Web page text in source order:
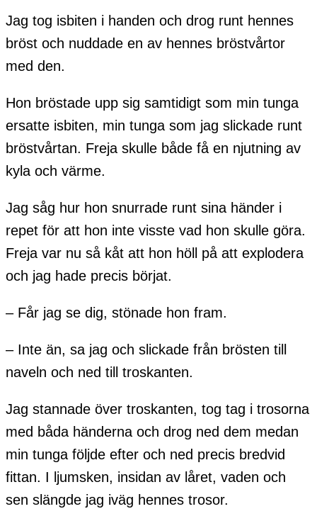
Jag tog isbiten i handen och drog runt hennes
bröst och nuddade en av hennes bröstvårtor
med den.
Hon bröstade upp sig samtidigt som min tunga
ersatte isbiten, min tunga som jag slickade runt
bröstvårtan. Freja skulle både få en njutning av
kyla och värme.
Jag såg hur hon snurrade runt sina händer i
repet för att hon inte visste vad hon skulle göra.
Freja var nu så kåt att hon höll på att explodera
och jag hade precis börjat.
– Får jag se dig, stönade hon fram.
– Inte än, sa jag och slickade från brösten till
naveln och ned till troskanten.
Jag stannade över troskanten, tog tag i trosorna
med båda händerna och drog ned dem medan
min tunga följde efter och ned precis bredvid
fittan. I ljumsken, insidan av låret, vaden och
sen slängde jag iväg hennes trosor.